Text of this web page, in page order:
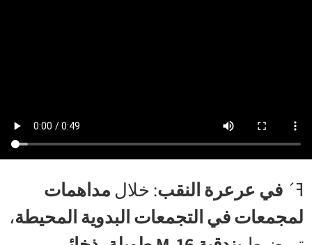
ߔ´ في عرعرة النقب: خلال مداهمات
لمجمعات في التجمعات البدوية المحيطة،